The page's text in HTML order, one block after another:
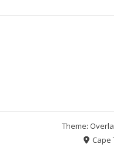
Theme:
Cape